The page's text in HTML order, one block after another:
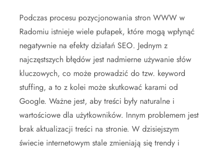
Podczas procesu pozycjonowania stron WWW w
Radomiu istnieje wiele pułapek, które mogą wpłynąć
negatywnie na efekty działań SEO. Jednym z
najczęstszych błędów jest nadmierne używanie słów
kluczowych, co może prowadzić do tzw. keyword
stuffing, a to z kolei może skutkować karami od
Google. Ważne jest, aby treści były naturalne i
wartościowe dla użytkowników. Innym problemem jest
brak aktualizacji treści na stronie. W dzisiejszym
świecie internetowym stale zmieniają się trendy i